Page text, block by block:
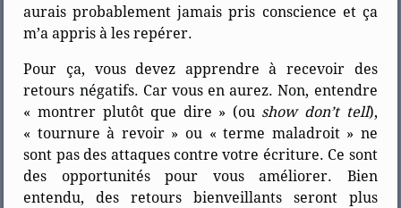
aurais probablement jamais pris conscience et ça
m’a appris à les repérer.
Pour ça, vous devez apprendre à recevoir des
retours négatifs. Car vous en aurez. Non, entendre
« montrer plutôt que dire » (ou show don’t tell),
« tournure à revoir » ou « terme maladroit » ne
sont pas des attaques contre votre écriture. Ce sont
des opportunités pour vous améliorer. Bien
entendu, des retours bienveillants seront plus